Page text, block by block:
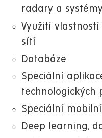
radary a
Využití
sítí
Databáze
Speciální
technologických
Speciální
Deep learning,